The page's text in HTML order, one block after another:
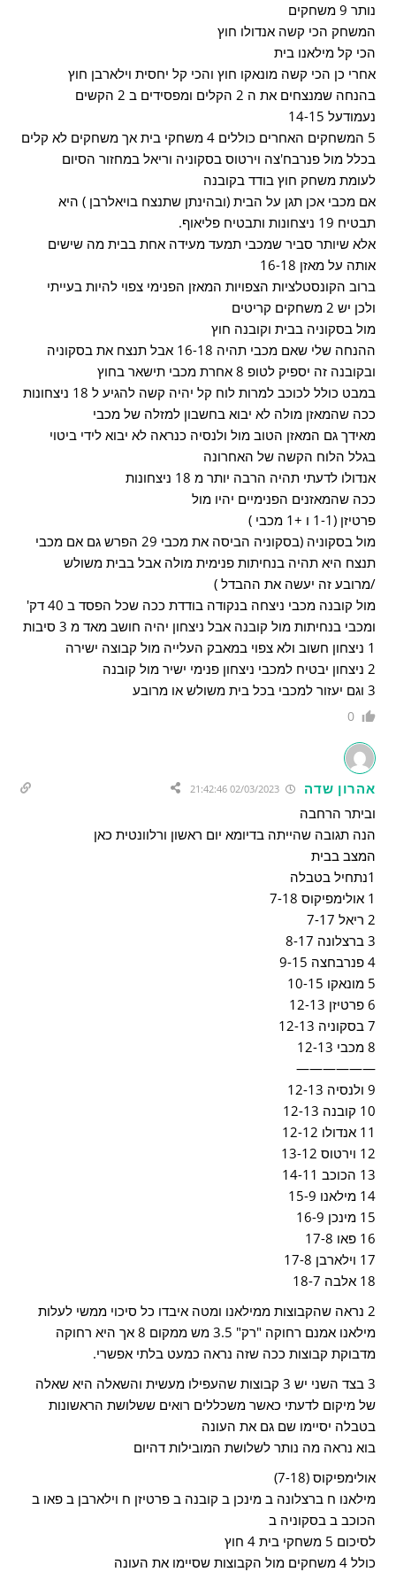
נותר 9 משחקים
המשחק הכי קשה אנדולו חוץ
הכי קל מילאנו בית
אחרי כן הכי קשה מונאקו חוץ והכי קל יחסית וילארבן חוץ
בהנחה שמנצחים את ה 2 הקלים ומפסידים ב 2 הקשים
נעמודעל 14-15
5 המשחקים האחרים כוללים 4 משחקי בית אך משחקים לא קלים
בכלל מול פנרבח'צה וירטוס בסקוניה וריאל במחזור הסיום
לעומת משחק חוץ בודד בקובנה
אם מכבי אכן תגן על הבית (ובהינתן שתנצח בויאלרבן ) היא
תבטיח 19 ניצחונות ותבטיח פליאוף.
אלא שיותר סביר שמכבי תמעד מעידה אחת בבית מה שישים
אותה על מאזן 16-18
ברוב הקונסטלציות הצפויות המאזן הפנימי צפוי להיות בעייתי
ולכן יש 2 משחקים קריטים
מול בסקוניה בבית וקובנה חוץ
ההנחה שלי שאם מכבי תהיה 16-18 אבל תנצח את בסקוניה
ובקובנה זה יספיק לטופ 8 אחרת מכבי תישאר בחוץ
במבט כולל לכוכב למרות לוח קל יהיה קשה להגיע ל 18 ניצחונות
ככה שהמאזן מולה לא יבוא בחשבון למזלה של מכבי
מאידך גם המאזן הטוב מול ולנסיה כנראה לא יבוא לידי ביטוי
בגלל הלוח הקשה של האחרונה
אנדולו לדעתי תהיה הרבה יותר מ 18 ניצחונות
ככה שהמאזנים הפנימיים יהיו מול
פרטיזן (1-1 ו +1 מכבי )
מול בסקוניה (בסקוניה הביסה את מכבי 29 הפרש גם אם מכבי
תנצח היא תהיה בנחיתות פנימית מולה אבל בבית משולש
/מרובע זה יעשה את ההבדל )
מול קובנה מכבי ניצחה בנקודה בודדת ככה שכל הפסד ב 40 דק'
ומכבי בנחיתות מול קובנה אבל ניצחון יהיה חושב מאד מ 3 סיבות
1 ניצחון חשוב ולא צפוי במאבק העלייה מול קבוצה ישירה
2 ניצחון יבטיח למכבי ניצחון פנימי ישיר מול קובנה
3 וגם יעזור למכבי בכל בית משולש או מרובע
0
אהרון שדה
וביתר הרחבה
הנה תגובה שהייתה בדיומא יום ראשון ורלוונטית כאן
המצב בבית
1נתחיל בטבלה
1 אולימפיקוס 7-18
2 ריאל 7-17
3 ברצלונה 8-17
4 פנרבחצה 9-15
5 מונאקו 10-15
6 פרטיזן 12-13
7 בסקוניה 12-13
8 מכבי 12-13
——————
9 ולנסיה 12-13
10 קובנה 12-13
11 אנדולו 12-12
12 וירטוס 13-12
13 הכוכב 14-11
14 מילאנו 15-9
15 מינכן 16-9
16 פאו 17-8
17 וילארבן 17-8
18 אלבה 18-7
2 נראה שהקבוצות ממילאנו ומטה איבדו כל סיכוי ממשי לעלות
מילאנו אמנם רחוקה "רק" 3.5 מש ממקום 8 אך היא רחוקה
מדבוקת קבוצות ככה שזה נראה כמעט בלתי אפשרי.
3 בצד השני יש 3 קבוצות שהעפילו מעשית והשאלה היא שאלה
של מיקום לדעתי כאשר משכללים רואים ששלושת הראשונות
בטבלה יסיימו שם גם את העונה
בוא נראה מה נותר לשלושת המובילות דהיום
אולימפיקוס (7-18)
מילאנו ח ברצלונה ב מינכן ב קובנה ב פרטיזן ח וילארבן ב פאו ב
הכוכב ב בסקוניה ב
לסיכום 5 משחקי בית 4 חוץ
כולל 4 משחקים מול הקבוצות שסיימו את העונה